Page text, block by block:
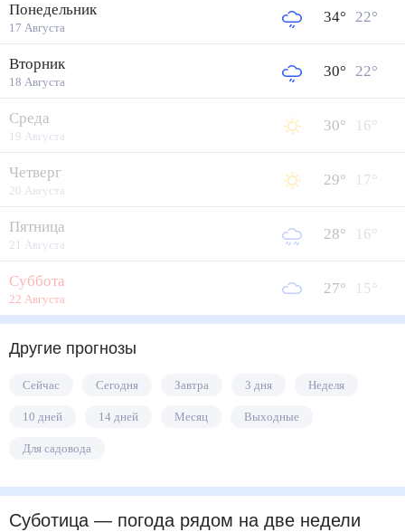
Понедельник
17 Августа
34° 22°
Вторник
18 Августа
30° 22°
Среда
19 Августа
30° 16°
Четверг
20 Августа
29° 17°
Пятница
21 Августа
28° 16°
Суббота
22 Августа
27° 15°
Другие прогнозы
Сейчас Сегодня Завтра 3 дня Неделя
10 дней 14 дней Месяц Выходные
Для садовода
Суботица — погода рядом на две недели